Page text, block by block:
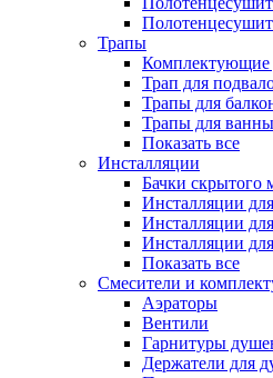
Трапы
Комплектующие
Трап для
Трапы для
Трапы для
Показать все
Инсталляции
Бачки скрытого
Инсталляции
Инсталляции
Инсталляции
Показать все
Смесители и
Аэраторы
Вентили
Гарнитуры
Держатели для